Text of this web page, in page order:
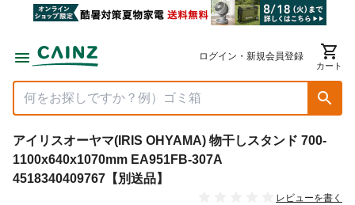
ログイン・新規会員登録
カート
アイリスオーヤマ(IRIS OHYAMA) 物干しスタンド 700-
1100x640x1070mm EA951FB-307A
4518340409767【別送品】
レビューを書く